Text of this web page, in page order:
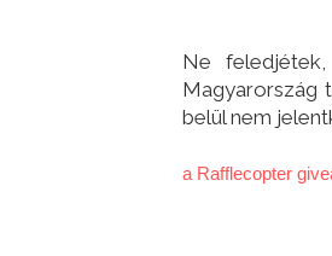
Ne
Magyarország
belül nem
a Rafflecopter